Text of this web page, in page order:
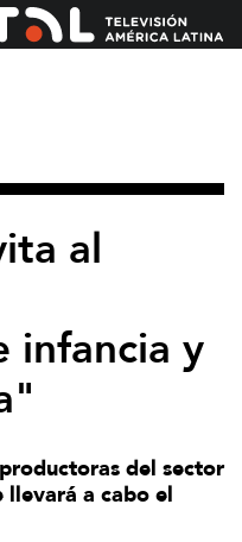
al
infancia y
del sector
llevará a cabo el